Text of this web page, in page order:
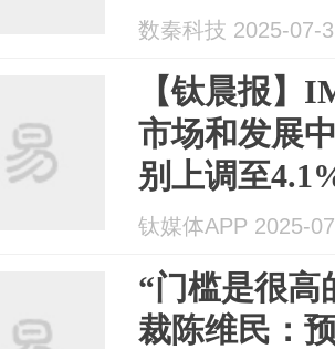
数秦科技 2025-07-
【钛晨报】
市场和发展
别上调至
汽车集团有
立；香港金
人指引...
钛媒体APP 2025-
“门槛是很高
裁陈维民：